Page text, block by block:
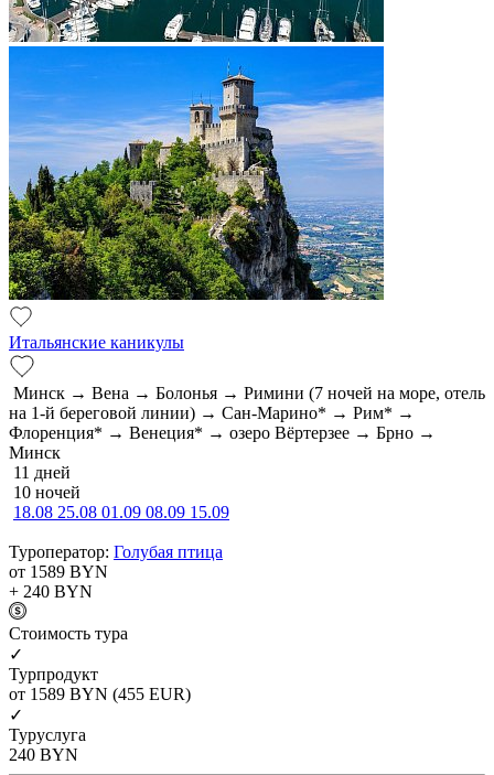
Итальянские каникулы
Минск → Вена → Болонья → Римини (7 ночей на море, отель
на 1-й береговой линии) → Сан-Марино* → Рим* →
Флоренция* → Венеция* → озеро Вёртерзее → Брно →
Минск
11 дней
10 ночей
18.08 25.08 01.09 08.09 15.09
Туроператор: Голубая птица
от 1589 BYN
+ 240 BYN
Cтоимость тура
✓
Турпродукт
от 1589 BYN (455 EUR)
✓
Туруслуга
240 BYN